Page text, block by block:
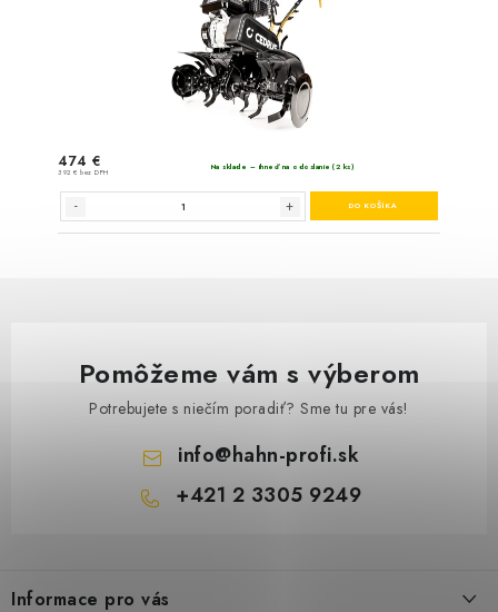
Pomôžeme vám s výberom
Potrebujete s niečím poradiť? Sme tu pre vás!
info@hahn-profi.sk
+421 2 3305 9249
Informace pro vás